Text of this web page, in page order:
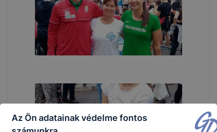
Az Ön adatainak védelme fontos